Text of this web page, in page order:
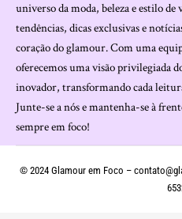
universo da moda, beleza e estilo
tendências, dicas exclusivas e
coração do glamour. Com uma
oferecemos uma visão privilegiada
inovador, transformando cada
Junte-se a nós e mantenha-se à
sempre em foco!
© 2024 Glamour em Foco –